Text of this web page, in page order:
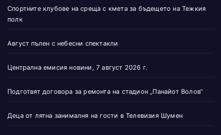
Спортните клубове на среща с кмета за бъдещето на Тежкия
полк
Август пълен с небесни спектакли
Централна емисия новини, 7 август 2026 г.
Подготвят договора за ремонта на стадион „Панайот Волов“
Деца от лятна занималня на гости в Телевизия Шумен